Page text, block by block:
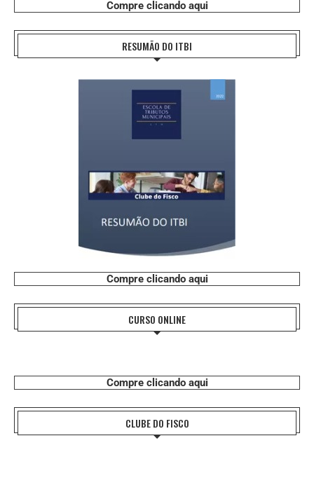
Compre clicando aqui
RESUMÃO DO ITBI
Compre clicando aqui
CURSO ONLINE
Compre clicando aqui
CLUBE DO FISCO